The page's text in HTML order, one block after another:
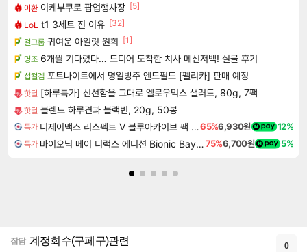
이환 이케부쿠로 팝업행사장 [5]
LoL t1 3세트 진 이유 [32]
걸그룹 귀여운 아일릿 원희 [1]
명조 6개월 기다렸다… 드디어 도착한 치사 메신저백! 실물 후기
섭컬겜 포트나이트에서 명일방주 엔드필드 [펠리카] 판매 예정
핫딜 [하루특가] 신선함을 그대로 엘로우믹스 샐러드, 80g, 7팩
핫딜 블렌드 하루견과 블랙빈, 20g, 50봉
특가 디제이맥스 리스펙트 V 블루아카이브 팩 DJMAX RESPECT V Blue Archive Pack DLC65%6,930원 12%
특가 바이오닉 베이 디럭스 에디션 Bionic Bay Deluxe Edition75%6,700원 5%
잡담 계정회수(구페구)관련 0